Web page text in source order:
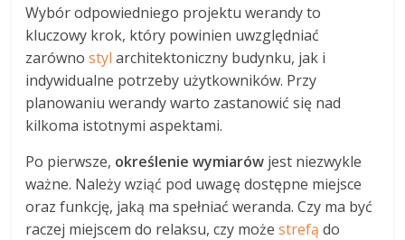
Wybór odpowiedniego projektu werandy to
kluczowy krok, który powinien uwzględniać
zarównostyl architektoniczny budynku, jak i
indywidualne potrzeby użytkowników. Przy
planowaniu werandy warto zastanowić się nad
kilkoma istotnymi aspektami.
Po pierwsze, określenie wymiarów jest niezwykle
ważne. Należy wziąć pod uwagę dostępne miejsce
oraz funkcję, jaką ma spełniać weranda. Czy ma być
raczej miejscem do relaksu, czy możestrefą do